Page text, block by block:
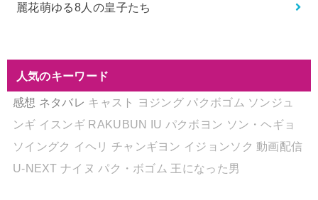
麗花萌ゆる8人の皇子たち
人気のキーワード
感想 ネタバレ キャスト ヨジング パクボゴム ソンジュ
ンギ イスンギ RAKUBUN IU パクボヨン ソン・ヘギョ
ソイングク イヘリ チャンギヨン イジョンソク 動画配信
U-NEXT ナイヌ パク・ボゴム 王になった男